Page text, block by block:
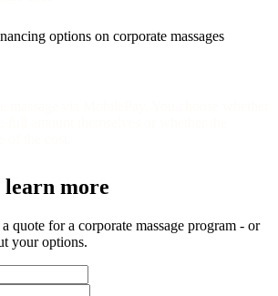
learn more
quote for a corporate massage program - or
your options.